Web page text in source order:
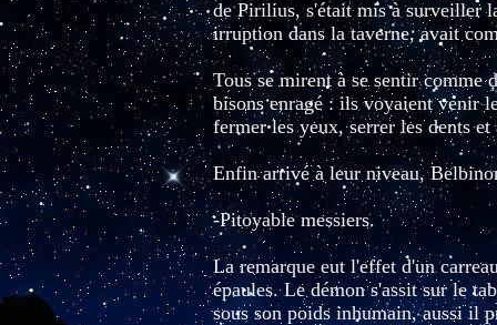
de Pirilius, s'était mis à surveiller
irruption dans la taverne, avait
Tous se mirent à se sentir comme
bisons enragé : ils voyaient venir
fermer les yeux, serrer les dents et
Enfin arrivé à leur niveau,
-Pitoyable messiers.
La remarque eut l'effet d'un
épaules. Le démon s'assit sur le
sous son poids inhumain, aussi il